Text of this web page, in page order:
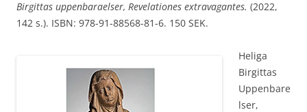
Birgittas uppenbaraelser, Revelationes extravagantes. (2022,
142 s.). ISBN: 978-91-88568-81-6. 150 SEK.
Heliga
Birgittas
Uppenbare
lser,